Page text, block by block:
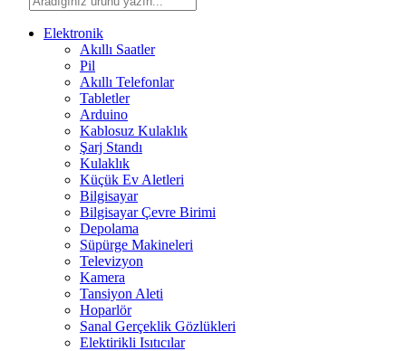
Elektronik
Akıllı Saatler
Pil
Akıllı Telefonlar
Tabletler
Arduino
Kablosuz Kulaklık
Şarj Standı
Kulaklık
Küçük Ev Aletleri
Bilgisayar
Bilgisayar Çevre Birimi
Depolama
Süpürge Makineleri
Televizyon
Kamera
Tansiyon Aleti
Hoparlör
Sanal Gerçeklik Gözlükleri
Elektirikli Isıtıcılar